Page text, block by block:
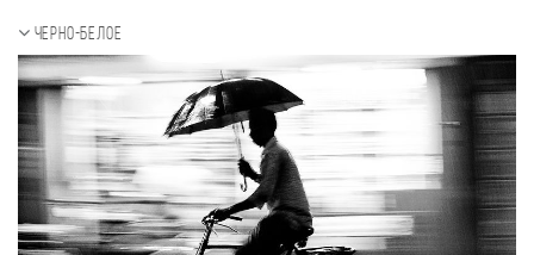
Черно-белое